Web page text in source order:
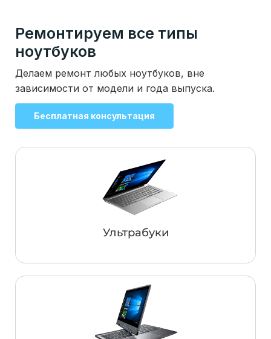
Ремонтируем все типы
ноутбуков
Делаем ремонт любых ноутбуков, вне
зависимости от модели и года выпуска.
Бесплатная консультация
Ультрабуки